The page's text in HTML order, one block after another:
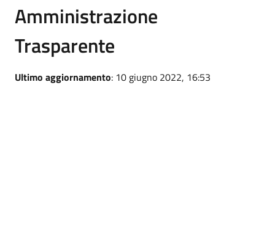
Amministrazione
Trasparente
Ultimo aggiornamento: 10 giugno 2022, 16:53